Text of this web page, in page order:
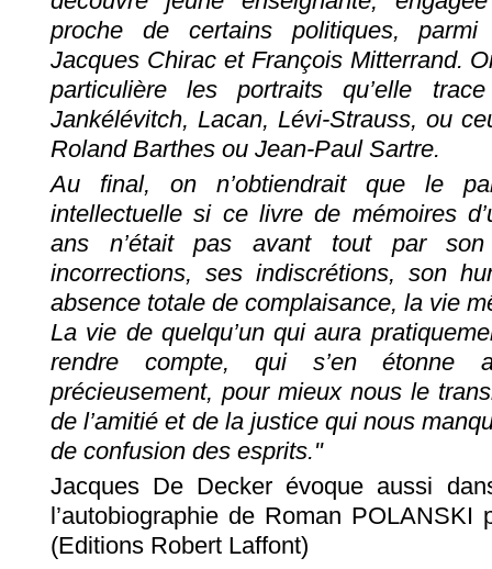
proche de certains politiques, parmi
Jacques Chirac et François Mitterrand.
particulière les portraits qu’elle
Jankélévitch, Lacan, Lévi-Strauss, ou
Roland Barthes ou Jean-Paul Sartre.
Au final, on n’obtiendrait que le
intellectuelle si ce livre de mémoires
ans n’était pas avant tout par
incorrections, ses indiscrétions, son
absence totale de complaisance, la vie
La vie de quelqu’un qui aura
rendre compte, qui s’en étonne
précieusement, pour mieux nous le
de l’amitié et de la justice qui nous
de confusion des esprits."
Jacques De Decker évoque aussi
l’autobiographie de Roman
(Editions Robert Laffont)